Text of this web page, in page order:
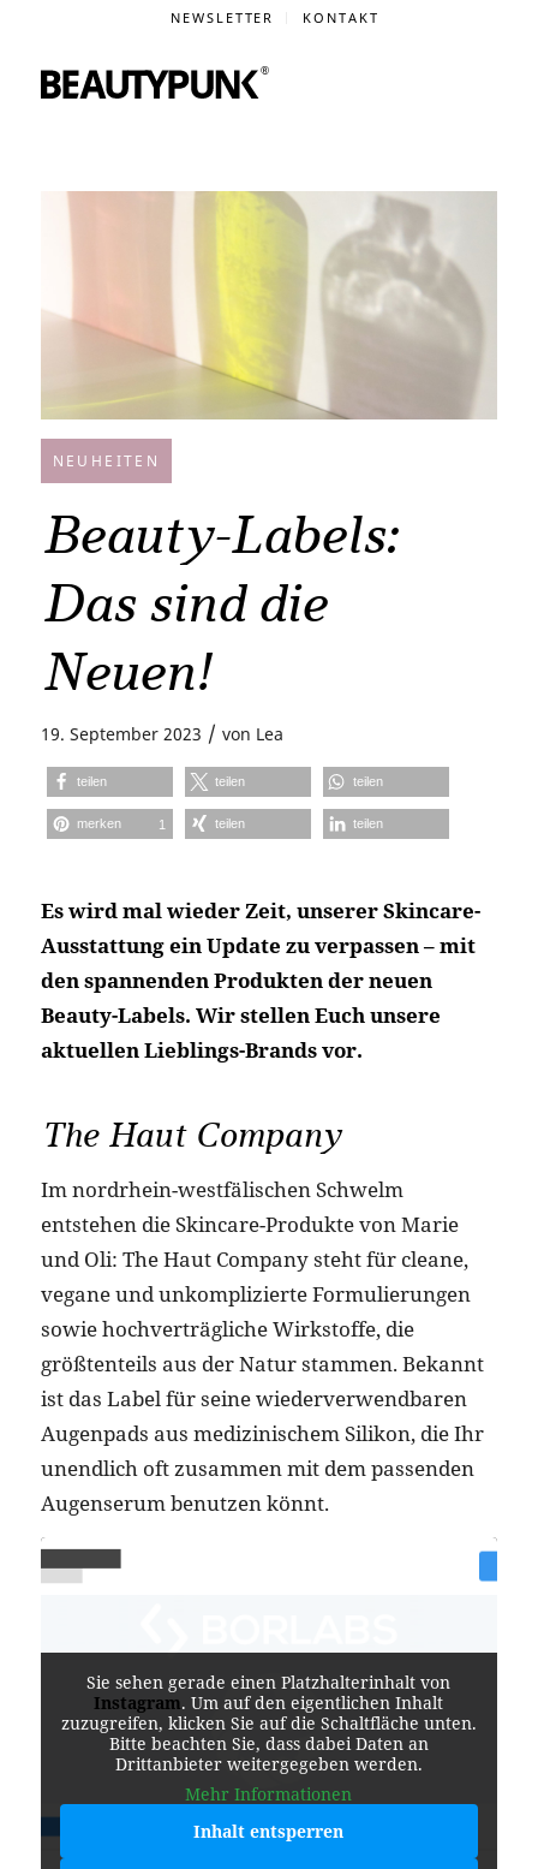
NEWSLETTER KONTAKT
NEUHEITEN
Beauty-Labels:
Das sind die
Neuen!
19. September 2023 / von Lea
teilen teilen teilen
merken 1 teilen teilen
Es wird mal wieder Zeit, unserer Skincare-
Ausstattung ein Update zu verpassen – mit
den spannenden Produkten der neuen
Beauty-Labels. Wir stellen Euch unsere
aktuellen Lieblings-Brands vor.
The Haut Company
Im nordrhein-westfälischen Schwelm
entstehen die Skincare-Produkte von Marie
und Oli: The Haut Company steht für cleane,
vegane und unkomplizierte Formulierungen
sowie hochverträgliche Wirkstoffe, die
größtenteils aus der Natur stammen. Bekannt
ist das Label für seine wiederverwendbaren
Augenpads aus medizinischem Silikon, die Ihr
unendlich oft zusammen mit dem passenden
Augenserum benutzen könnt.
Sie sehen gerade einen Platzhalterinhalt von
Instagram. Um auf den eigentlichen Inhalt
zuzugreifen, klicken Sie auf die Schaltfläche unten.
Bitte beachten Sie, dass dabei Daten an
Drittanbieter weitergegeben werden.
Mehr Informationen
Inhalt entsperren